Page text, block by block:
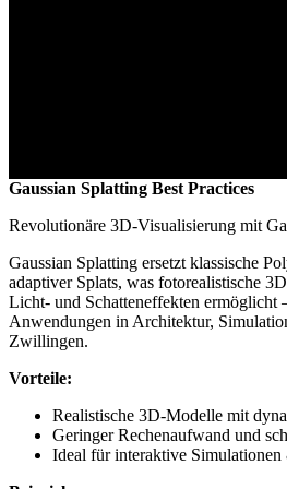
Gaussian Splatting Best Practices
Revolutionäre 3D-Visualisierung mit
Gaussian Splatting ersetzt klassische
adaptiver Splats, was fotorealistische
Licht- und Schatteneffekten ermöglicht
Anwendungen in Architektur,
Zwillingen.
Vorteile:
Realistische 3D-Modelle mit
Geringer Rechenaufwand und
Ideal für interaktive